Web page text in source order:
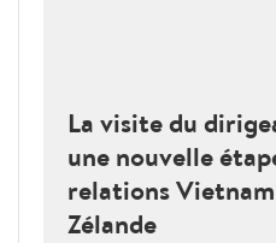
La visite du
une nouvelle
relations
Zélande